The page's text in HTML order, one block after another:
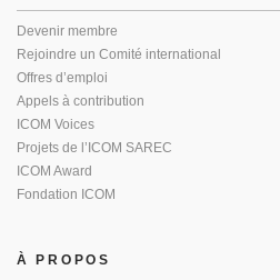
Devenir membre
Rejoindre un Comité international
Offres d’emploi
Appels à contribution
ICOM Voices
Projets de l’ICOM SAREC
ICOM Award
Fondation ICOM
À PROPOS